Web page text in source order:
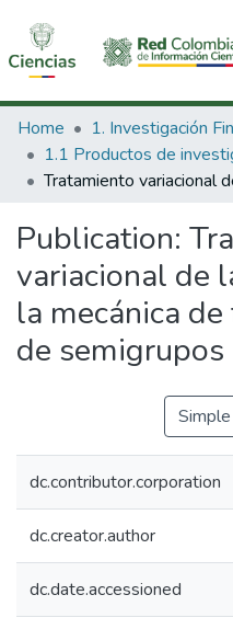
Communities & Collections
All of DSpace
Home
Publication:
variacional de
la mecánica
de semigrupos
dc.contributor.corporation
dc.creator.author
dc.date.accessioned